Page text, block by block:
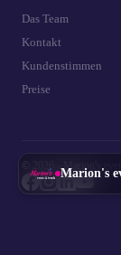
Das Team
Kontakt
Kundenstimmen
Preise
© 2026 - Marion's
Marion's